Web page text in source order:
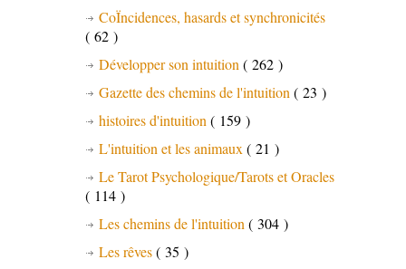
CoÏncidences, hasards et synchronicités
( 62 )
Développer son intuition( 262 )
Gazette des chemins de l'intuition( 23 )
histoires d'intuition( 159 )
L'intuition et les animaux( 21 )
Le Tarot Psychologique/Tarots et Oracles
( 114 )
Les chemins de l'intuition( 304 )
Les rêves( 35 )